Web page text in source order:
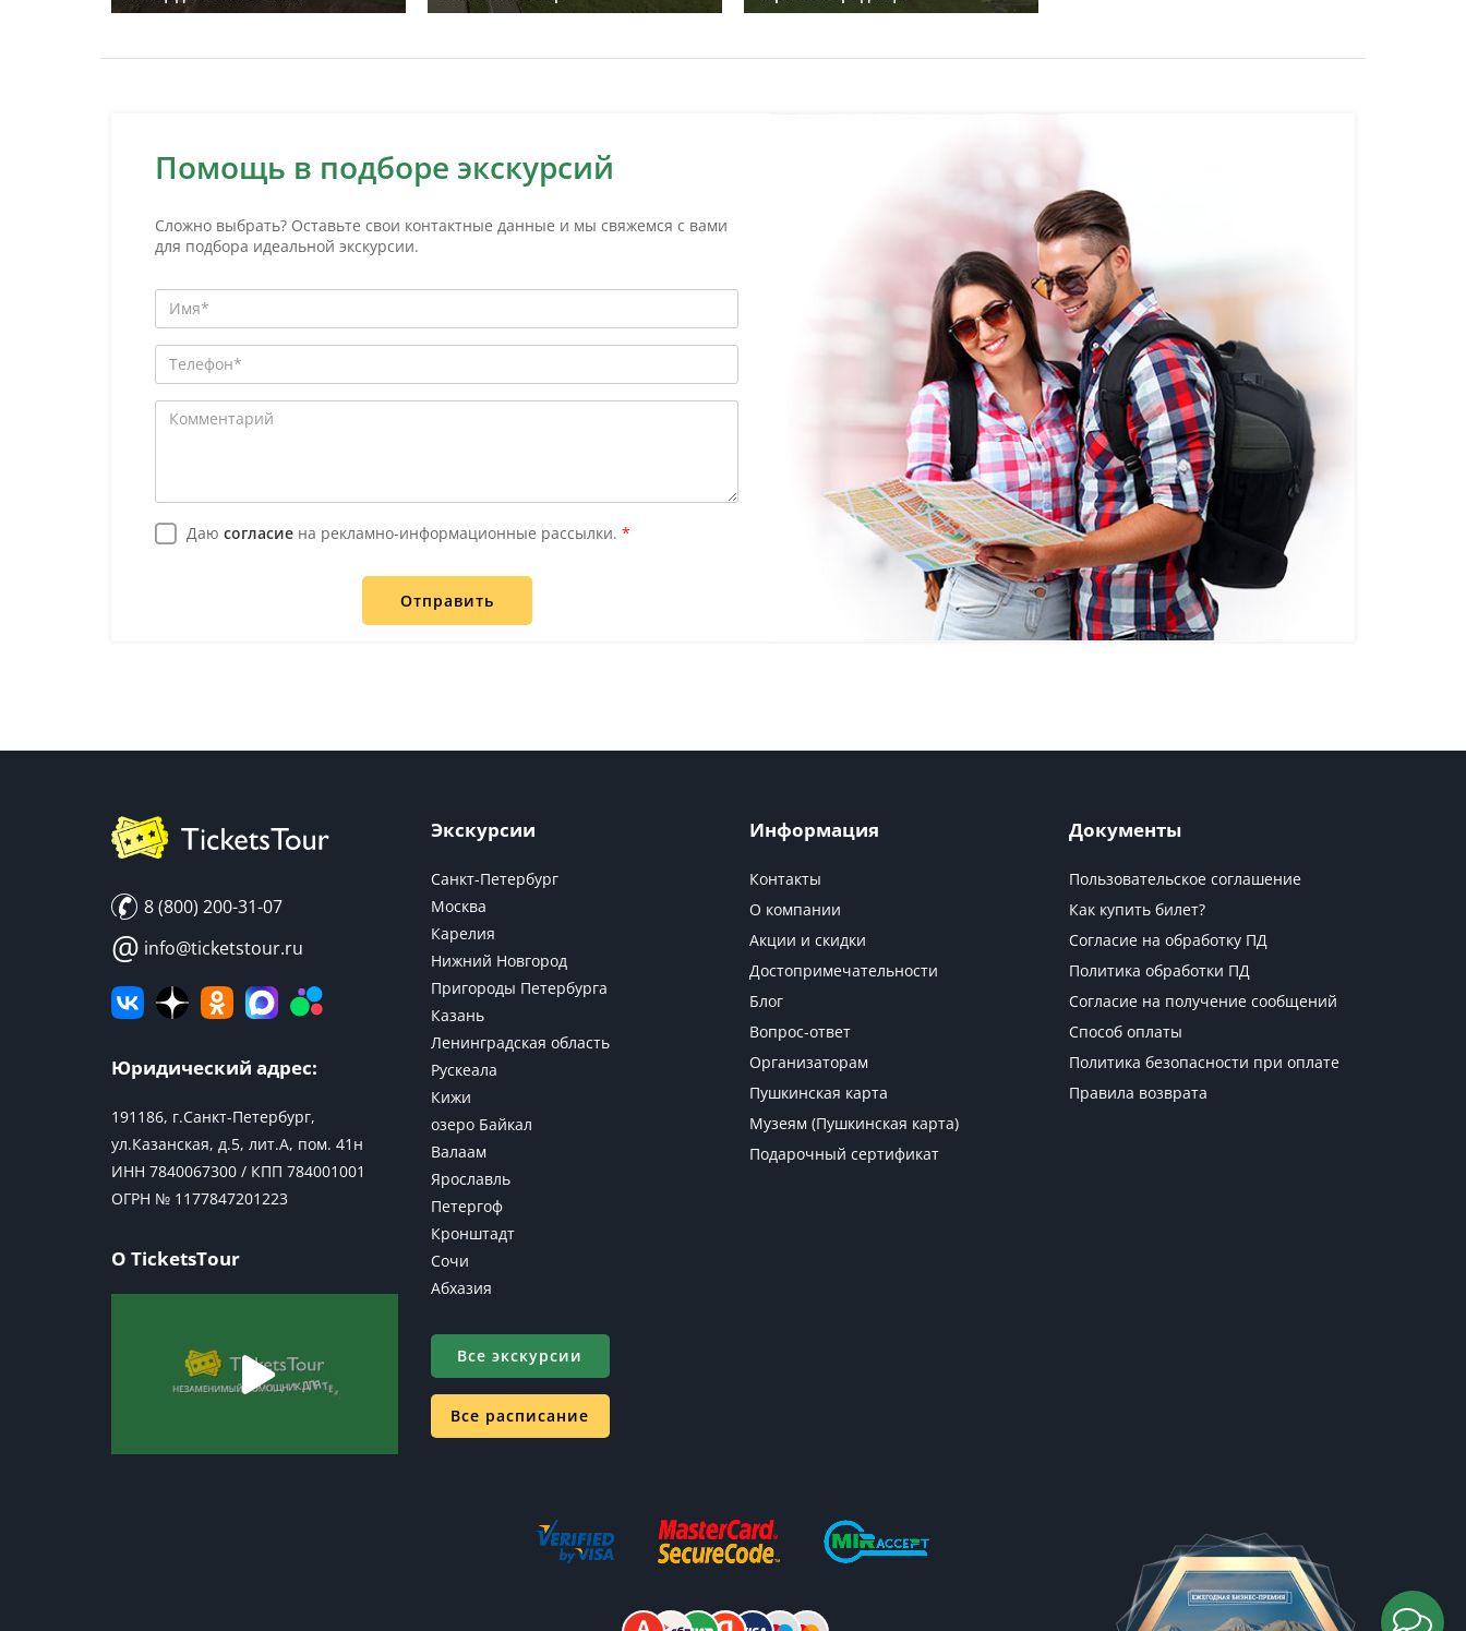
Помощь в подборе экскурсий
Сложно выбрать? Оставьте свои контактные данные и мы свяжемся с вами
для подбора идеальной экскурсии.
Даю согласие на рекламно-информационные рассылки. *
Отправить
8 (800) 200-31-07
@ info@ticketstour.ru
Юридический адрес:
191186, г.Санкт-Петербург,
ул.Казанская, д.5, лит.А, пом. 41н
ИНН 7840067300 / КПП 784001001
ОГРН № 1177847201223
О TicketsTour
Экскурсии
Санкт-Петербург
Москва
Карелия
Нижний Новгород
Пригороды Петербурга
Казань
Ленинградская область
Рускеала
Кижи
озеро Байкал
Валаам
Ярославль
Петергоф
Кронштадт
Сочи
Абхазия
Все экскурсии
Все расписание
Информация
Контакты
О компании
Акции и скидки
Достопримечательности
Блог
Вопрос-ответ
Организаторам
Пушкинская карта
Музеям (Пушкинская карта)
Подарочный сертификат
Документы
Пользовательское соглашение
Как купить билет?
Согласие на обработку ПД
Политика обработки ПД
Согласие на получение сообщений
Способ оплаты
Политика безопасности при оплате
Правила возврата